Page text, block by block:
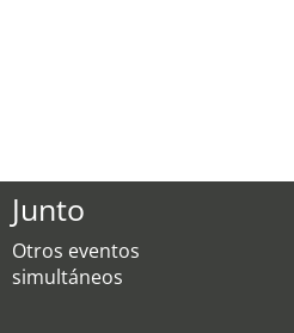
Junto
Otros eventos
simultáneos